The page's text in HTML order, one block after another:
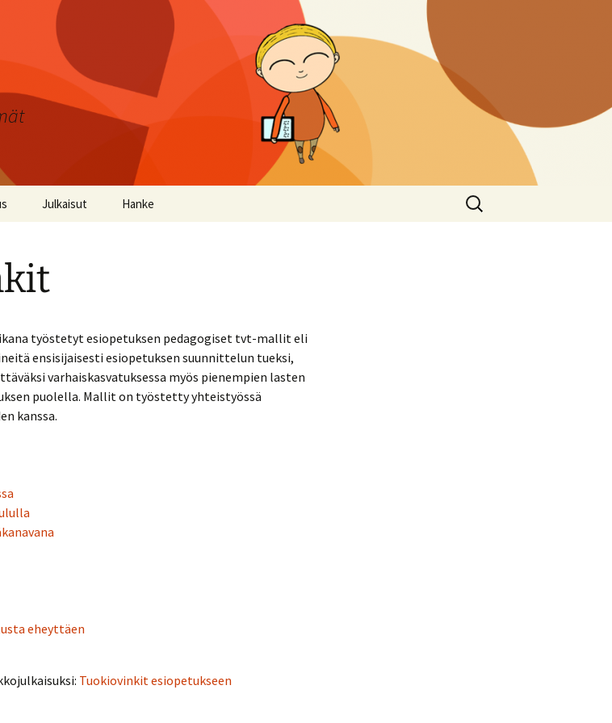
tabletit
kosketustaulu
laiteratkaisut
Julkaisut
Mollan Logiikka -
oppimispeli
Lehtijutut ja videot
Opinnäytetyöt ja
Hanke
Haku:
työstetyt esiopetuksen pedagogiset tvt-mallit eli
ensisijaisesti esiopetuksen suunnittelun tueksi,
varhaiskasvatuksessa myös pienempien lasten
puolella. Mallit on työstetty yhteistyössä
kanssa.
eheyttäen
Tuokiovinkit esiopetukseen